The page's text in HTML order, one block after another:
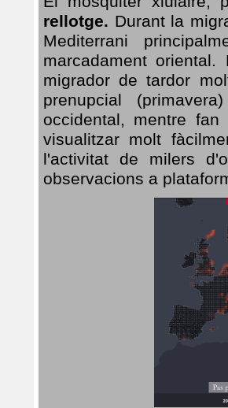
rellotge. Durant la
Mediterrani
marcadament
migrador de tardor
prenupcial
occidental, mentre
visualitzar molt
l'activitat de milers
observacions a